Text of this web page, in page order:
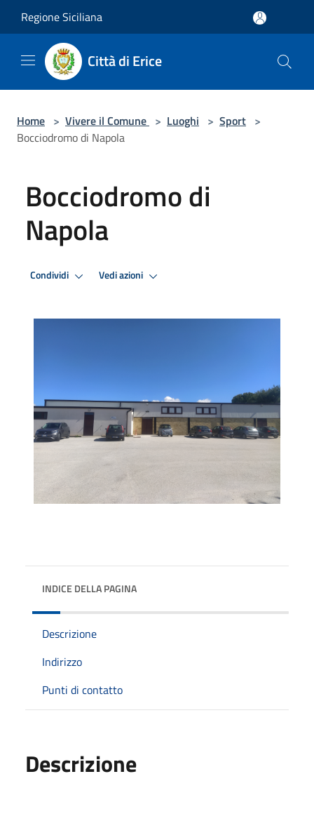
Regione Siciliana
Città di Erice
Home > Vivere il Comune > Luoghi > Sport >
Bocciodromo di Napola
Bocciodromo di
Napola
Condividi Vedi azioni
INDICE DELLA PAGINA
Descrizione
Indirizzo
Punti di contatto
Descrizione